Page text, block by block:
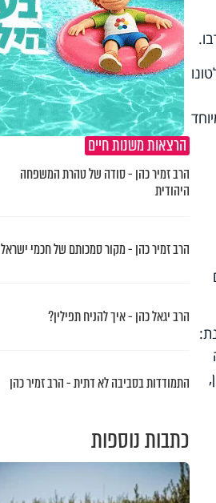
הרצאות משנות חיים
הרב זמיר כהן - סודה של טהרת המשפחה
היהודית
הרב זמיר כהן - מקור סמכותם של חכמי ישראל
הרב יגאל כהן - איך להניח תפילין?
התמודדות בסביבה לא דתית - הרב זמיר כהן
כתבות נוספות